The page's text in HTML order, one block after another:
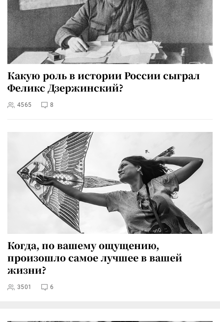
Какую роль в истории России сыграл
Феликс Дзержинский?
4565 8
Когда, по вашему ощущению,
произошло самое лучшее в вашей
жизни?
3501 6